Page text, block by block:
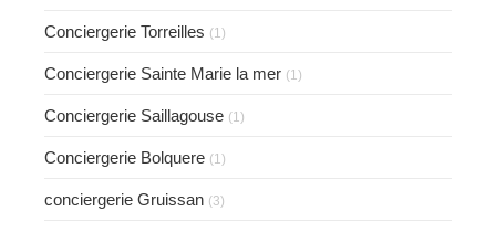
Conciergerie Torreilles (1)
Conciergerie Sainte Marie la mer (1)
Conciergerie Saillagouse (1)
Conciergerie Bolquere (1)
conciergerie Gruissan (3)